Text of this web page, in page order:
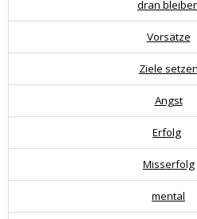
dran
Vorsätze
Ziele setzen
Angst
Erfolg
Misserfolg
mental